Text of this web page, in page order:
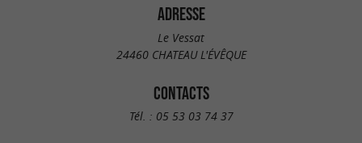
ADRESSE
Le Vessat
24460 CHATEAU L'ÉVÊQUE
CONTACTS
Tél. : 05 53 03 74 37